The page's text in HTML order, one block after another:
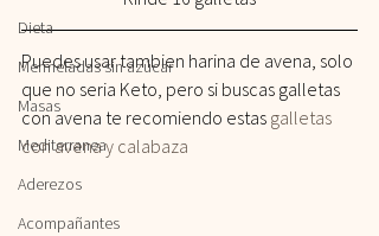
Dieta
Mermeladas sin azúcar
Masas
Mediterranea
Aderezos
Acompañantes
Puedes usar tambien harina de avena, solo
que no seria Keto, pero si buscas galletas
con avena te recomiendo estas galletas
con avena y calabaza